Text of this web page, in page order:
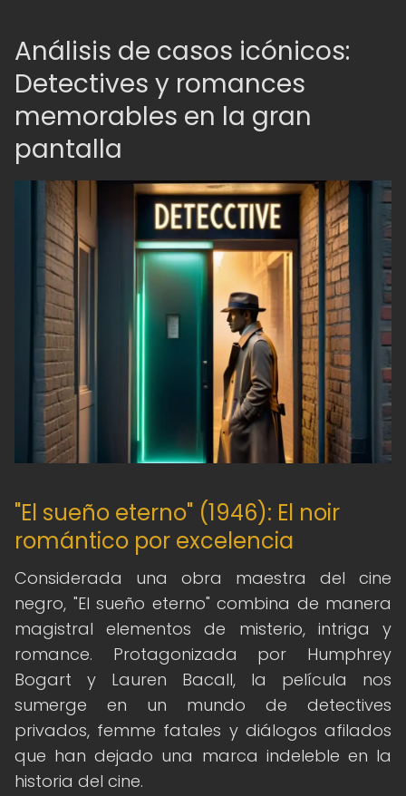
Análisis de casos icónicos:
Detectives y romances
memorables en la gran
pantalla
"El sueño eterno" (1946): El noir
romántico por excelencia
Considerada una obra maestra del cine
negro, "El sueño eterno" combina de manera
magistral elementos de misterio, intriga y
romance. Protagonizada por Humphrey
Bogart y Lauren Bacall, la película nos
sumerge en un mundo de detectives
privados, femme fatales y diálogos afilados
que han dejado una marca indeleble en la
historia del cine.